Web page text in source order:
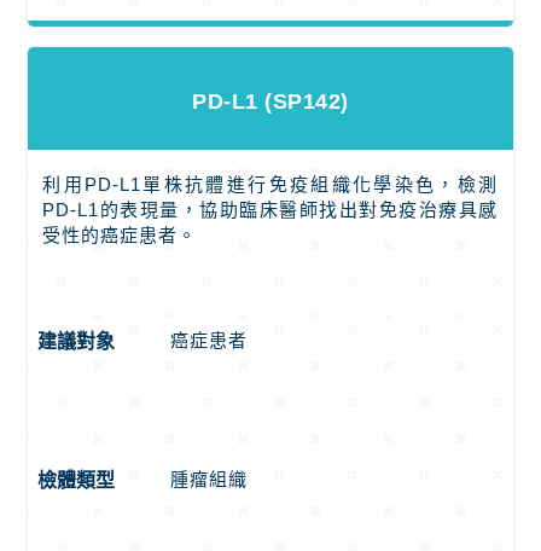
PD-L1 (SP142)
利用PD-L1單株抗體進行免疫組織化學染色，檢測
PD-L1的表現量，協助臨床醫師找出對免疫治療具感
受性的癌症患者。
建議對象 癌症患者
檢體類型 腫瘤組織